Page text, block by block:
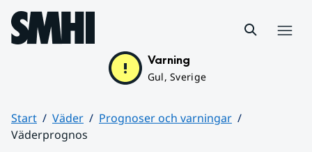
Hoppa till sidans innehåll
Varning
Gul, Sverige
Start Väder
Prognoser och varningar
Väderprognos